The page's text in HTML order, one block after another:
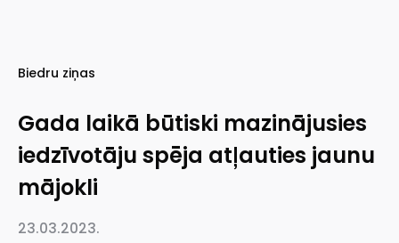
Biedru ziņas
Gada laikā būtiski mazinājusies
iedzīvotāju spēja atļauties jaunu
mājokli
23.03.2023.